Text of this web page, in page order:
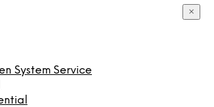
System Service
×